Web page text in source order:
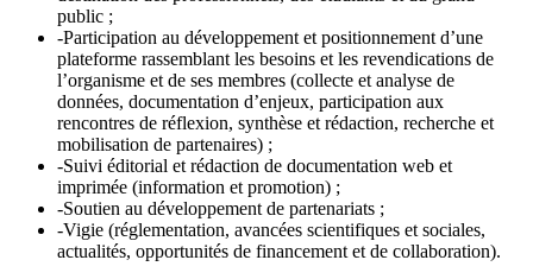
public ;
-Participation au développement et positionnement d’une
plateforme rassemblant les besoins et les revendications de
l’organisme et de ses membres (collecte et analyse de
données, documentation d’enjeux, participation aux
rencontres de réflexion, synthèse et rédaction, recherche et
mobilisation de partenaires) ;
-Suivi éditorial et rédaction de documentation web et
imprimée (information et promotion) ;
-Soutien au développement de partenariats ;
-Vigie (réglementation, avancées scientifiques et sociales,
actualités, opportunités de financement et de collaboration).